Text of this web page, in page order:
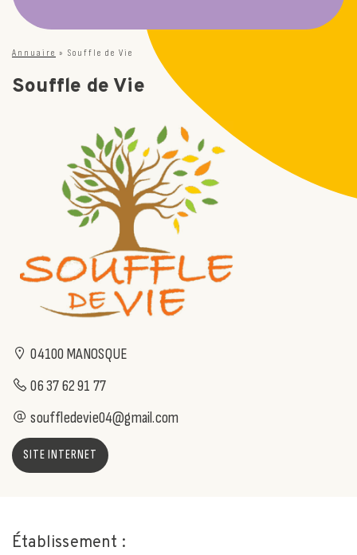
Annuaire » Souffle de Vie
Souffle de Vie
04100 MANOSQUE
06 37 62 91 77
souffledevie04@gmail.com
SITE INTERNET
Établissement :